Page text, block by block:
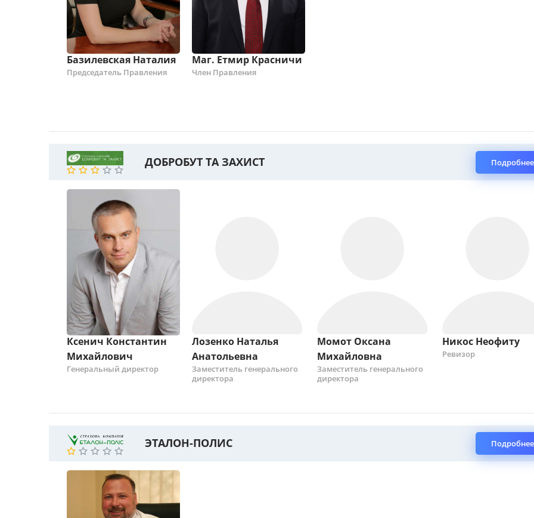
Базилевская Наталия
Председатель Правления
Маг. Етмир Красничи
Член Правления
ДОБРОБУТ ТА ЗАХИСТ
Ксенич Константин
Михайлович
Генеральный директор
Лозенко Наталья
Анатольевна
Заместитель генерального
директора
Момот Оксана
Михайловна
Заместитель генерального
директора
Никос Неофиту
Ревизор
ЭТАЛОН-ПОЛИС